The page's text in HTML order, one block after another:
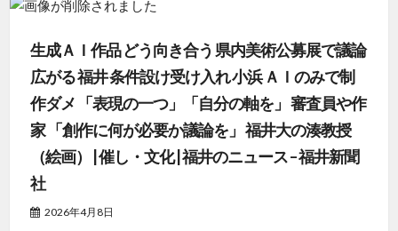
生成ＡＩ作品 どう向き合う 県内美術公募展で議論
広がる 福井 条件設け受け入れ 小浜 ＡＩのみで制
作ダメ 「表現の一つ」「自分の軸を」 審査員や作
家 「創作に何が必要か議論を」 福井大の湊教授
（絵画） | 催し・文化 | 福井のニュース – 福井新聞
社
2026年4月8日